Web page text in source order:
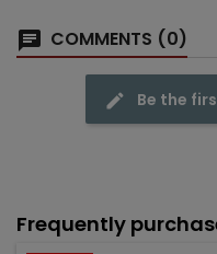
COMMENTS (0)
Be the
Frequently